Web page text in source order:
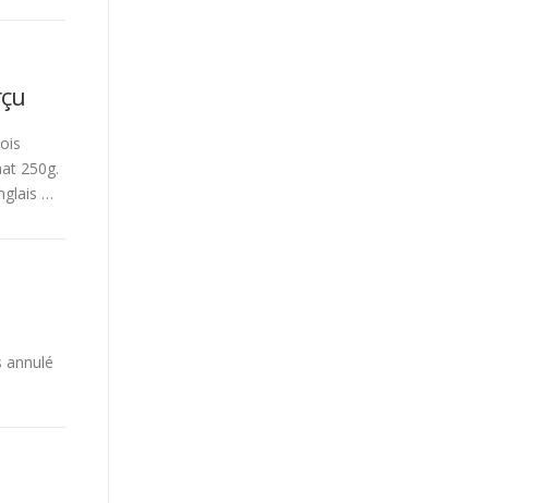
250g.
…
annulé